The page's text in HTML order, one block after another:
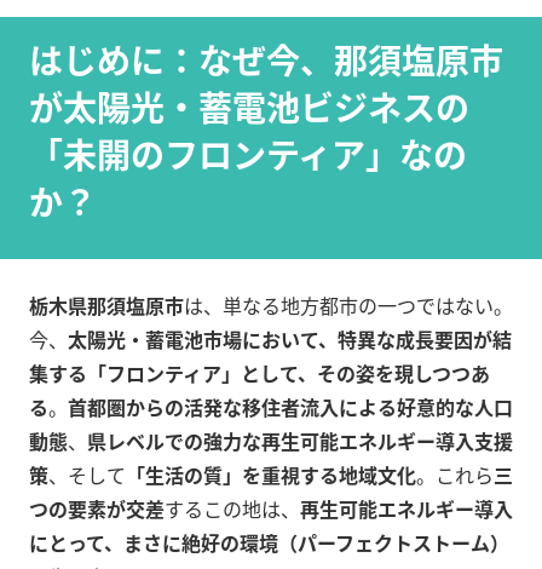
はじめに：なぜ今、那須塩原市
が太陽光・蓄電池ビジネスの
「未開のフロンティア」なの
か？
栃木県那須塩原市は、単なる地方都市の一つではない。
今、 太陽光・蓄電池市場において、特異な成長要因が結
集する「フロンティア」として、その姿を現しつつあ
る。 首都圏からの活発な移住者流入による好意的な人口
動態、 県レベルでの強力な再生可能エネルギー導入支援
策、そして 「生活の質」を重視する地域文化。これら三
つの要素が交差するこの地は、 再生可能エネルギー導入
にとって、まさに絶好の環境（パーフェクトストーム）